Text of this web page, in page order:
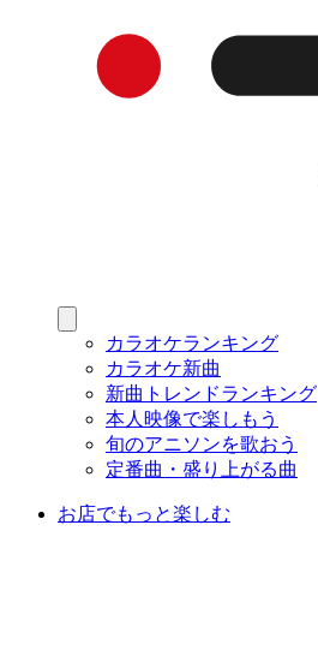
カラオケランキング
カラオケ新曲
新曲トレンドランキング
本人映像で楽しもう
旬のアニソンを歌おう
定番曲・盛り上がる曲
お店でもっと楽しむ